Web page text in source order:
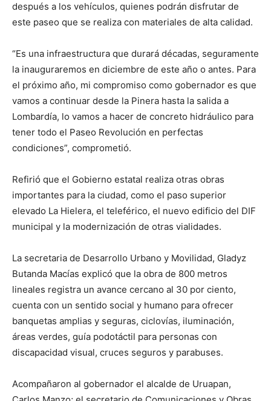
después a los vehículos, quienes podrán disfrutar de
este paseo que se realiza con materiales de alta calidad.
“Es una infraestructura que durará décadas, seguramente
la inauguraremos en diciembre de este año o antes. Para
el próximo año, mi compromiso como gobernador es que
vamos a continuar desde la Pinera hasta la salida a
Lombardía, lo vamos a hacer de concreto hidráulico para
tener todo el Paseo Revolución en perfectas
condiciones”, comprometió.
Refirió que el Gobierno estatal realiza otras obras
importantes para la ciudad, como el paso superior
elevado La Hielera, el teleférico, el nuevo edificio del DIF
municipal y la modernización de otras vialidades.
La secretaria de Desarrollo Urbano y Movilidad, Gladyz
Butanda Macías explicó que la obra de 800 metros
lineales registra un avance cercano al 30 por ciento,
cuenta con un sentido social y humano para ofrecer
banquetas amplias y seguras, ciclovías, iluminación,
áreas verdes, guía podotáctil para personas con
discapacidad visual, cruces seguros y parabuses.
Acompañaron al gobernador el alcalde de Uruapan,